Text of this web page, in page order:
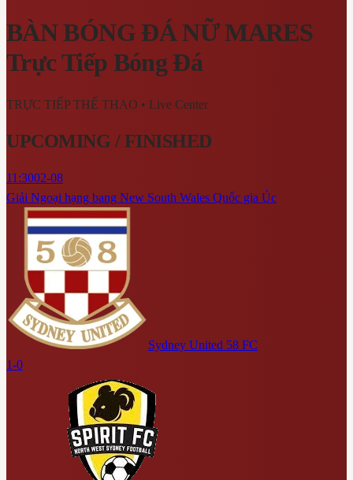
BÀN BÓNG ĐÁ NỮ MARES
Trực Tiếp Bóng Đá
TRỰC TIẾP THỂ THAO • Live Center
UPCOMING / FINISHED
11:3002-08
Giải Ngoại hạng bang New South Wales Quốc gia Úc
Sydney United 58 FC
1-0